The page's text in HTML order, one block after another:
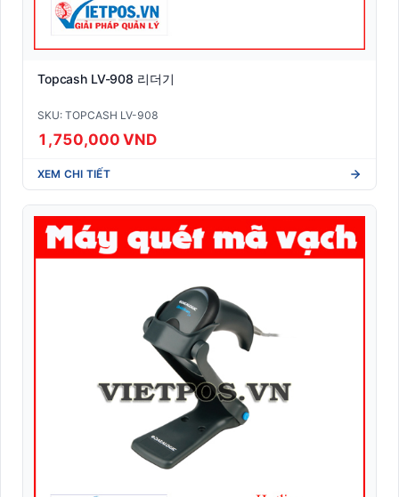
Topcash LV-908 리더기
SKU: TOPCASH LV-908
1,750,000 VND
XEM CHI TIẾT